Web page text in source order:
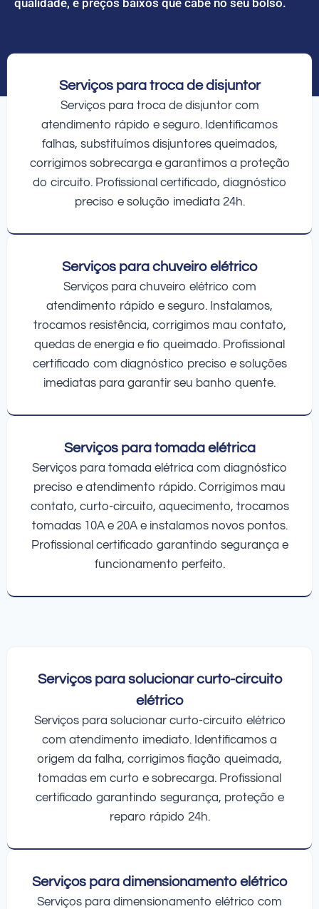
Serviços para troca de disjuntor
Serviços para troca de disjuntor com
atendimento rápido e seguro. Identificamos
falhas, substituímos disjuntores queimados,
corrigimos sobrecarga e garantimos a proteção
do circuito. Profissional certificado, diagnóstico
preciso e solução imediata 24h.
Serviços para chuveiro elétrico
Serviços para chuveiro elétrico com
atendimento rápido e seguro. Instalamos,
trocamos resistência, corrigimos mau contato,
quedas de energia e fio queimado. Profissional
certificado com diagnóstico preciso e soluções
imediatas para garantir seu banho quente.
Serviços para tomada elétrica
Serviços para tomada elétrica com diagnóstico
preciso e atendimento rápido. Corrigimos mau
contato, curto-circuito, aquecimento, trocamos
tomadas 10A e 20A e instalamos novos pontos.
Profissional certificado garantindo segurança e
funcionamento perfeito.
Serviços para solucionar curto-circuito
elétrico
Serviços para solucionar curto-circuito elétrico
com atendimento imediato. Identificamos a
origem da falha, corrigimos fiação queimada,
tomadas em curto e sobrecarga. Profissional
certificado garantindo segurança, proteção e
reparo rápido 24h.
Serviços para dimensionamento elétrico
Serviços para dimensionamento elétrico com